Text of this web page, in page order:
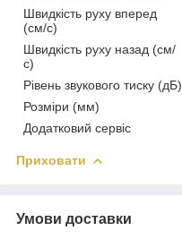
Швидкість руху вперед
(см/с)
Швидкість руху назад (см/
с)
Рівень звукового тиску (дБ)
Розміри (мм)
Додатковий сервіс
Приховати
Умови доставки